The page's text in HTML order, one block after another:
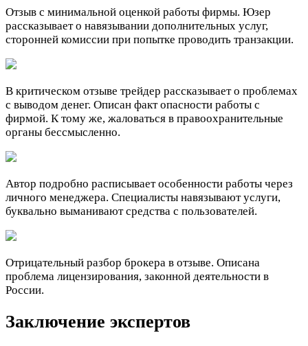
Отзыв с минимальной оценкой работы фирмы. Юзер
рассказывает о навязывании дополнительных услуг,
сторонней комиссии при попытке проводить транзакции.
В критическом отзыве трейдер рассказывает о проблемах
с выводом денег. Описан факт опасности работы с
фирмой. К тому же, жаловаться в правоохранительные
органы бессмысленно.
Автор подробно расписывает особенности работы через
личного менеджера. Специалисты навязывают услуги,
буквально выманивают средства с пользователей.
Отрицательный разбор брокера в отзыве. Описана
проблема лицензирования, законной деятельности в
России.
Заключение экспертов